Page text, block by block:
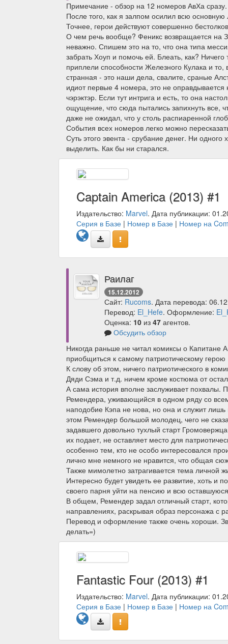
Примечание - обзор на 12 номеров АвХа сразу.
После того, как я залпом осилил всю
Точнее, герои действуют совершенно
О чем речь вообще? Феникс возвращается на
неважно. Спишем это на то, что она типа
забрать Хоуп и помочь ей. Блеать, как?
приплели способности Железного Кулака и
странная - это наши дела, свалите, сраные
идиот первые 4 номера, это не оправдывается
чэрэктэр. Если тут интрига и есть, то она
ощущение, что сюда пытались запихнуть все,
даже не ожидал, что у столь распиаренной
События всех номеров легко можно
Суть этого эвента - срубание денег. Ни
выделить. Как бы ни старался.
Captain America (2013) #1
Издательство: Marvel. Дата публикации:
Серия в Базе | Номер в Базе | Номер на
Раилаг
15.12.2012
Сайт: Rucoms. Дата перевода:
Перевод: El_Hefe. Оформление:
Оценка: 10 из 47 агентов.
Обсудить обзор
Никогда раньше не читал комиксы о
приобщиться к самому патриотическому
К слову об этом, ничего патриотического в
Дяди Сэма и т.д. ничем кроме костюма от
А сама история вполне заслуживает похвалы.
Ремендера, уживающийся в одном ряду со
наподобие Кэпа не нова, но она и служит лишь
этом Ремендер большой молодец, чего не
задавшего довольно тухлый старт
их подает, не оставляет место для
особенно тем, кто не особо интересовался
лично мне немного не нравится, что общая
Также мимолетно затрагивается тема личной
Интересно будет увидеть ее развитие, хоть и
своего парня уйти на пенсию и всю
В общем, Ремендер задал отличный старт,
направлениях, раскрывая образ персонажа с
Перевод и оформление также очень хороши.
делать=)
Fantastic Four (2013) #1
Издательство: Marvel. Дата публикации:
Серия в Базе | Номер в Базе | Номер на